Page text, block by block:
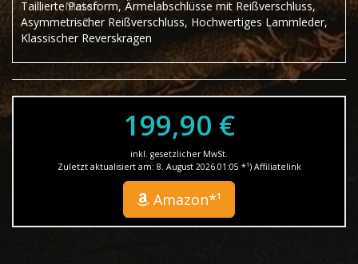
Taillierte Passform, Ärmelabschlüsse mit Reißverschluss,
Asymmetrischer Reißverschluss, Hochwertiges Lammleder,
Klassischer Reverskragen
199,90 €
inkl. gesetzlicher MwSt.
Zuletzt aktualisiert am: 8. August 2026 01:05 *¹) Affiliatelink
Amazon*¹